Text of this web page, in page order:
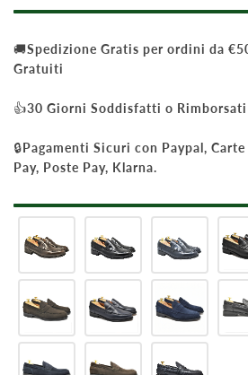
🚚Spedizione Gratis per ordini da
Gratuiti
👍30 Giorni Soddisfatti o Rimborsati
🔒Pagamenti Sicuri con Paypal,
Pay, Poste Pay, Klarna.